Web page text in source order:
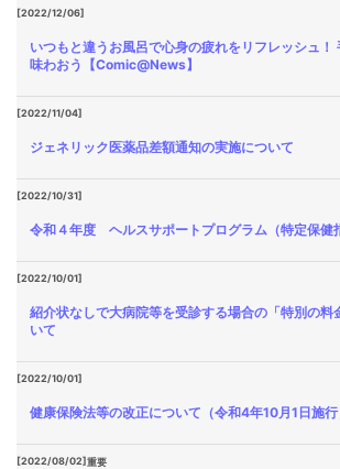
[2022/12/06]
いつもと違うお風呂で心身の疲れをリフレッシュ！
味わおう【Comic@News】
[2022/11/04]
ジェネリック医薬品差額通知の実施について
[2022/10/31]
令和４年度 ヘルスサポートプログラム（特定保健
[2022/10/01]
紹介状なしで大病院等を受診する場合の「特別の料
いて
[2022/10/01]
健康保険法等の改正について（令和4年10月1日施行
[2022/08/02]重要